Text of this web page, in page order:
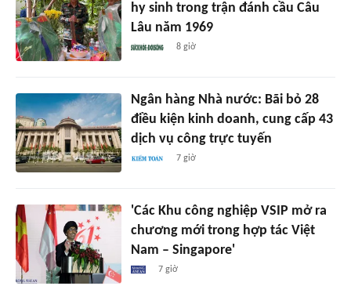
hy sinh trong trận đánh cầu Câu
Lâu năm 1969
8 giờ
Ngân hàng Nhà nước: Bãi bỏ 28
điều kiện kinh doanh, cung cấp 43
dịch vụ công trực tuyến
7 giờ
'Các Khu công nghiệp VSIP mở ra
chương mới trong hợp tác Việt
Nam – Singapore'
7 giờ